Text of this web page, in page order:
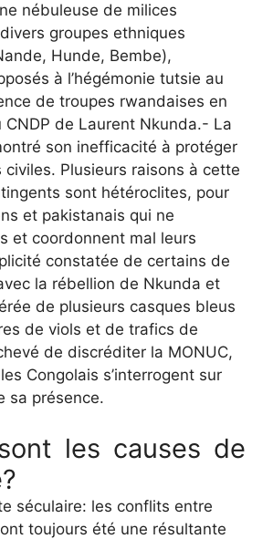
nébuleuse de milices
groupes ethniques
Hunde, Bembe),
à l’hégémonie tutsie au
de troupes rwandaises en
CNDP de Laurent Nkunda.- La
son inefficacité à protéger
civiles. Plusieurs raisons à cette
sont hétéroclites, pour
et pakistanais qui ne
et coordonnent mal leurs
constatée de certains de
la rébellion de Nkunda et
de plusieurs casques bleus
de viols et de trafics de
de discréditer la MONUC,
Congolais s’interrogent sur
sa présence.
les causes de
séculaire: les conflits entre
toujours été une résultante